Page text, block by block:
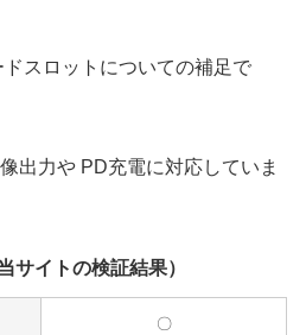
スロットについての補足で
出力や PD充電に対応していま
サイトの検証結果）
〇